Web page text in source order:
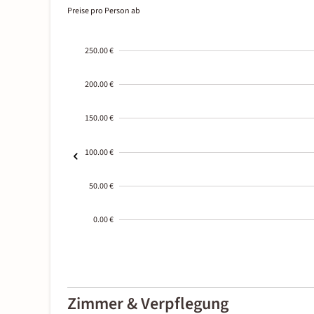
Preise pro Person ab
250.00 €
200.00 €
150.00 €
100.00 €
50.00 €
0.00 €
01-02
Zimmer & Verpflegung